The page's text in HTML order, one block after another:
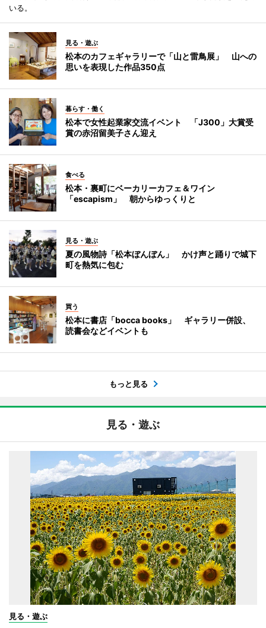
いる。
見る・遊ぶ
松本のカフェギャラリーで「山と雷鳥展」 山への
思いを表現した作品350点
暮らす・働く
松本で女性起業家交流イベント 「J300」大賞受
賞の赤沼留美子さん迎え
食べる
松本・裏町にベーカリーカフェ＆ワイン
「escapism」 朝からゆっくりと
見る・遊ぶ
夏の風物詩「松本ぼんぼん」 かけ声と踊りで城下
町を熱気に包む
買う
松本に書店「bocca books」 ギャラリー併設、
読書会などイベントも
もっと見る
見る・遊ぶ
見る・遊ぶ